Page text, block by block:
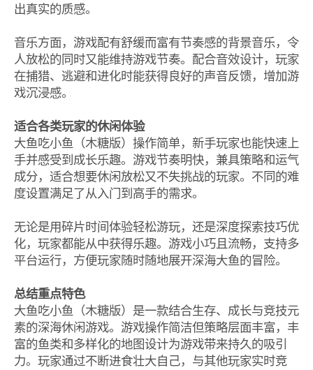
出真实的质感。
音乐方面，游戏配有舒缓而富有节奏感的背景音乐，令
人放松的同时又能维持游戏节奏。配合音效设计，玩家
在捕猎、逃避和进化时能获得良好的声音反馈，增加游
戏沉浸感。
适合各类玩家的休闲体验
大鱼吃小鱼（木糖版）操作简单，新手玩家也能快速上
手并感受到成长乐趣。游戏节奏明快，兼具策略和运气
成分，适合想要休闲放松又不失挑战的玩家。不同的难
度设置满足了从入门到高手的需求。
无论是用碎片时间体验轻松游玩，还是深度探索技巧优
化，玩家都能从中获得乐趣。游戏小巧且流畅，支持多
平台运行，方便玩家随时随地展开深海大鱼的冒险。
总结重点特色
大鱼吃小鱼（木糖版）是一款结合生存、成长与竞技元
素的深海休闲游戏。游戏操作简洁但策略层面丰富，丰
富的鱼类和多样化的地图设计为游戏带来持久的吸引
力。玩家通过不断进食壮大自己，与其他玩家实时竞